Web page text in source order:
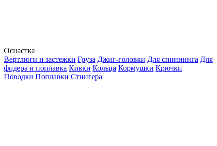
Оснастка
Вертлюги и застежки Груза Джиг-головки Для спиннинга Для
фидера и поплавка Кивки Кольца Кормушки Крючки
Поводки Поплавки Стингера